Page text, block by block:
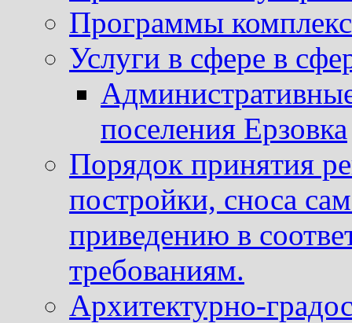
Программы
Услуги в сфере в
поселения Ерзовка
Порядок принятия
постройки, сноса
приведению в
требованиям.
Архитектурно-